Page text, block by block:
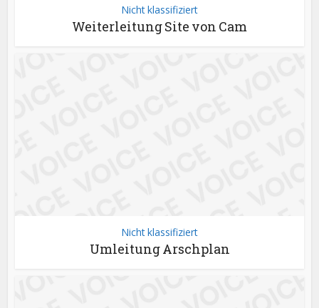
Nicht klassifiziert
Weiterleitung Site von Cam
Nicht klassifiziert
Umleitung Arschplan